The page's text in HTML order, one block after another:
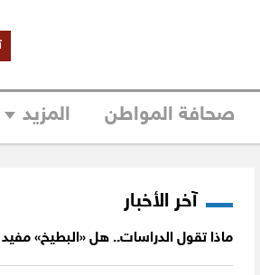
صحافة المواطن المزيد
آخر الأخبار
ماذا تقول الدراسات.. هل «البطيخ»